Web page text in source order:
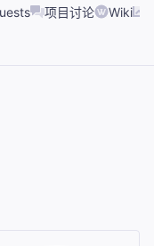
项目讨论 Wiki